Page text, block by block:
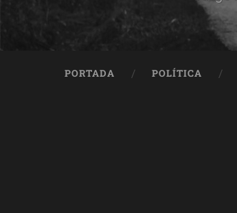
PORTADA POLÍTICA